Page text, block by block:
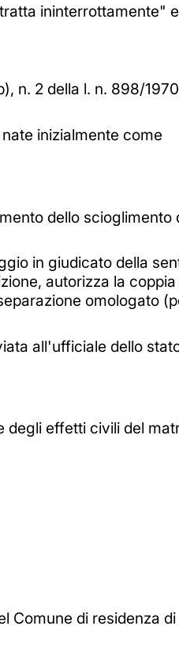
ininterrottamente" e
n. 2 della l. n. 898/
inizialmente come
dello scioglimento
in giudicato della
autorizza la coppia
omologato
all'ufficiale dello
degli effetti civili del
Comune di residenza